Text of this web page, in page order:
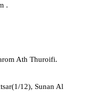
.
Ath Thuroifi.
12), Sunan Al